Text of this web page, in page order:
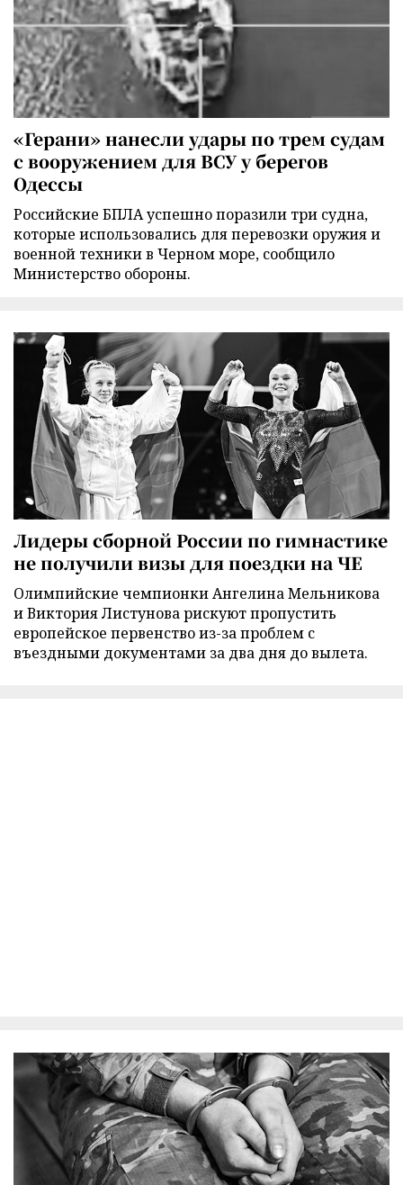
«Герани» нанесли удары по трем судам
с вооружением для ВСУ у берегов
Одессы
Российские БПЛА успешно поразили три судна,
которые использовались для перевозки оружия и
военной техники в Черном море, сообщило
Министерство обороны.
Лидеры сборной России по гимнастике
не получили визы для поездки на ЧЕ
Олимпийские чемпионки Ангелина Мельникова
и Виктория Листунова рискуют пропустить
европейское первенство из-за проблем с
въездными документами за два дня до вылета.